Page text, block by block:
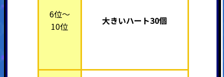
6位～
10位
大きいハート30個